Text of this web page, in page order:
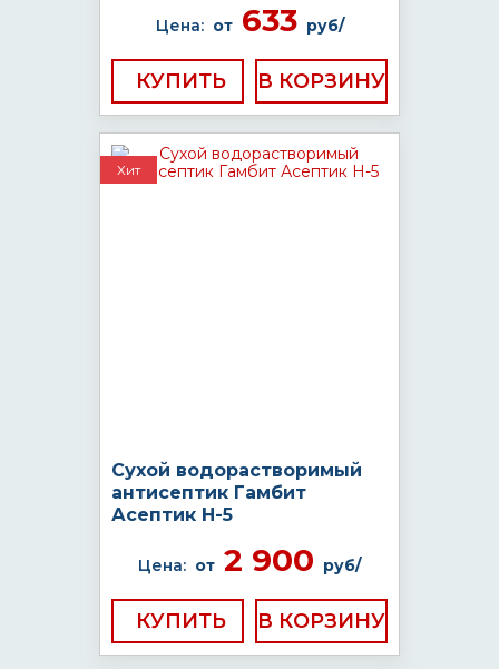
Цена: от633 руб/
КУПИТЬ
Хит
Сухой водорастворимый
антисептик Гамбит
Асептик H-5
Цена: от 2 900 руб/
КУПИТЬ